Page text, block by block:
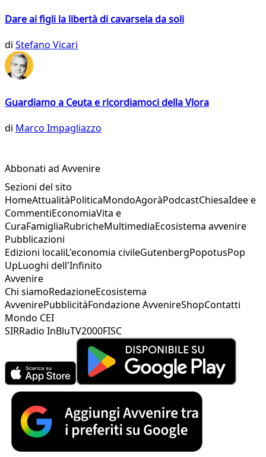
Dare ai figli la libertà di cavarsela da soli
di Stefano Vicari
Guardiamo a Ceuta e ricordiamoci della Vlora
di Marco Impagliazzo
Abbonati ad Avvenire
Sezioni del sito
HomeAttualitàPoliticaMondoAgoràPodcastChiesaIdee e
CommentiEconomiaVita e
CuraFamigliaRubricheMultimediaEcosistema avvenire
Pubblicazioni
Edizioni localiL'economia civileGutenbergPopotusPop
UpLuoghi dell'Infinito
Avvenire
Chi siamoRedazioneEcosistema
AvvenirePubblicitàFondazione AvvenireShopContatti
Mondo CEI
SIRRadio InBluTV2000FISC